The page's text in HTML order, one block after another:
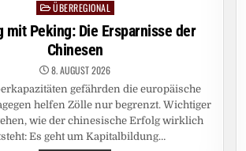
Posted
in
ÜBERREGIONAL
mit Peking: Die Ersparnisse der
Chinesen
8. AUGUST 2026
gefährden die europäische
helfen Zölle nur begrenzt. Wichtiger
wie der chinesische Erfolg wirklich
Es geht um Kapitalbildung…